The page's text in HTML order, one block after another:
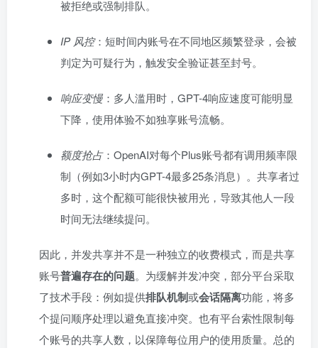
被拒绝或强制排队。
IP 风控：短时间内账号在不同地区频繁登录，会被
判定为可疑行为，触发安全验证甚至封号。
响应变慢 ：多人滥用时，GPT-4响应速度可能明显
下降，使用体验不如独享账号流畅。
额度抢占：OpenAI对每个Plus账号都有调用频率限
制（例如3小时内GPT-4最多25条消息）。共享者过
多时，这个配额可能很快被用光，导致其他人一段
时间无法继续提问。
因此，并发共享并不是一种独立的收费模式，而是共享
账号普遍存在的问题。为缓解并发冲突，部分平台采取
了技术手段：例如提供排队机制或会话隔离功能，将多
个提问顺序处理以避免直接冲突。也有平台索性限制每
个账号的共享人数，以保障每位用户的使用质量。总的